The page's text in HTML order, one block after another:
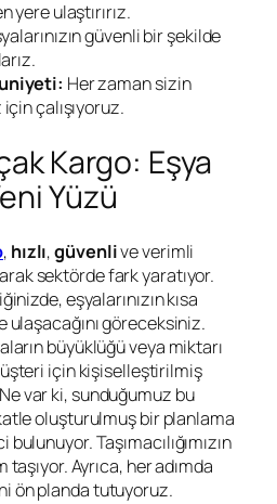
yere ulaştırırız.
güvenli bir şekilde
Her zaman sizin
çalışıyoruz.
Kargo: Eşya
Yüzü
, hızlı,güvenlive verimli
sektörde fark yaratıyor.
eşyalarınızın kısa
göreceksiniz.
büyüklüğü veya miktarı
için kişiselleştirilmiş
var ki, sunduğumuz bu
oluşturulmuş bir planlama
Taşımacılığımızın
taşıyor. Ayrıca, her adımda
ön planda tutuyoruz.